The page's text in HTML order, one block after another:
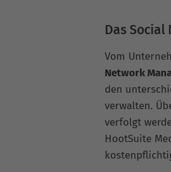
Das
Vom
Network
den
verwalten.
verfolgt
HootSuite